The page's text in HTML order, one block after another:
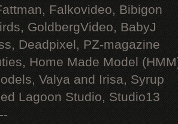
Falkovideo, Bibigon
GoldbergVideo, BabyJ
Deadpixel, PZ-magazine
Home Made Model
Valya and Irisa, Syrup
Lagoon Studio, Studio13